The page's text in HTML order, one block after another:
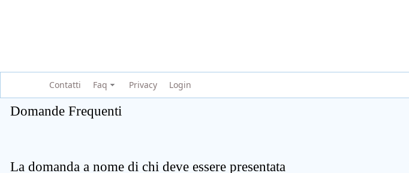
Contatti Faq Privacy Login
Domande Frequenti
La domanda a nome di chi deve essere presentata